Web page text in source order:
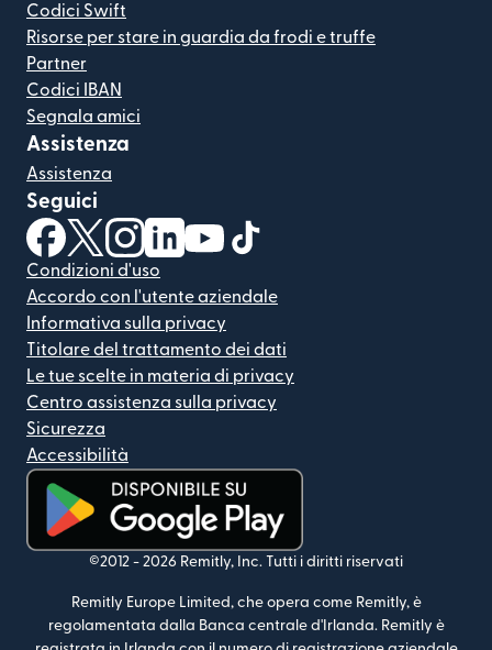
Codici Swift
Risorse per stare in guardia da frodi e truffe
Partner
Codici IBAN
Segnala amici
Assistenza
Assistenza
Seguici
(si apre in una nuova finestra)
(si apre in una nuova finestra)
(si apre in una nuova finestra)
(si apre in una nuova finestra)
(si apre in una nuova finestra)
Condizioni d'uso
Accordo con l'utente aziendale
Informativa sulla privacy
Titolare del trattamento dei dati
Le tue scelte in materia di privacy
Centro assistenza sulla privacy
Sicurezza
Accessibilità
(si apre in una nuova finestra)
©2012 - 2026 Remitly, Inc. Tutti i diritti riservati
Remitly Europe Limited, che opera come Remitly, è
regolamentata dalla Banca centrale d'Irlanda. Remitly è